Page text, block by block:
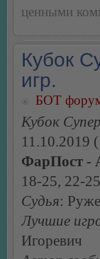
ценными
Кубок
игр.
БОТ
Кубок
11.10.2019
ФарПост
18-25, 22-
Судья:
Лучшие
Игоревич